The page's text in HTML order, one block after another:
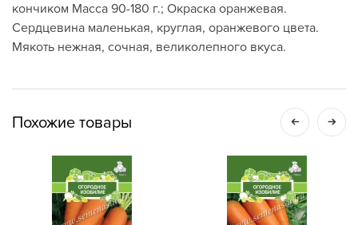
кончиком Масса 90-180 г.; Окраска оранжевая.
Сердцевина маленькая, круглая, оранжевого цвета.
Мякоть нежная, сочная, великолепного вкуса.
Похожие товары